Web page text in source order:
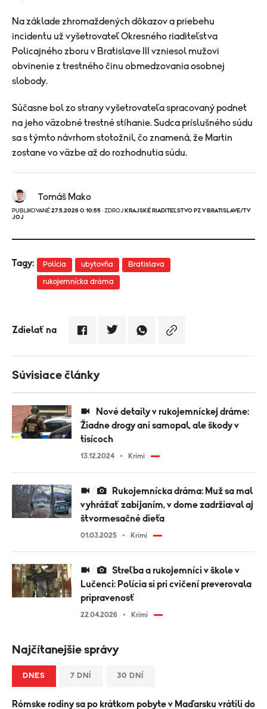
Na základe zhromaždených dôkazov a priebehu
incidentu už vyšetrovateľ Okresného riaditeľstva
Policajného zboru v Bratislave III vzniesol mužovi
obvinenie z trestného činu obmedzovania osobnej
slobody.
Súčasne bol zo strany vyšetrovateľa spracovaný podnet
na jeho väzobné trestné stíhanie. Sudca príslušného súdu
sa s týmto návrhom stotožnil, čo znamená, že Martin
zostane vo väzbe až do rozhodnutia súdu.
Tomáš Mako
PUBLIKOVANÉ 27.5.2026 O 10:55 · ZDROJ KRAJSKÉ RIADITEĽSTVO PZ V BRATISLAVE/TV
JOJ
Tagy: Polícia ubytovňa Bratislava
rukojemnícka dráma
Zdielať na
Súvisiace články
Žiadne drogy ani samopal, ale škody v
tisícoch
13.12.2024 Krimi
vyhrážať zabíjaním, v dome zadržiaval aj
štvormesačné dieťa
01.03.2025 Krimi
Lučenci: Polícia si pri cvičení preverovala
pripravenosť
22.04.2026 Krimi
Najčítanejšie správy
DNES 7 DNÍ 30 DNÍ
Rómske rodiny sa po krátkom pobyte v Maďarsku vrátili do